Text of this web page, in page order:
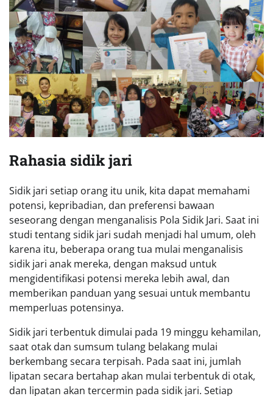
Rahasia sidik jari
Sidik jari setiap orang itu unik, kita dapat memahami
potensi, kepribadian, dan preferensi bawaan
seseorang dengan menganalisis Pola Sidik Jari. Saat ini
studi tentang sidik jari sudah menjadi hal umum, oleh
karena itu, beberapa orang tua mulai menganalisis
sidik jari anak mereka, dengan maksud untuk
mengidentifikasi potensi mereka lebih awal, dan
memberikan panduan yang sesuai untuk membantu
memperluas potensinya.
Sidik jari terbentuk dimulai pada 19 minggu kehamilan,
saat otak dan sumsum tulang belakang mulai
berkembang secara terpisah. Pada saat ini, jumlah
lipatan secara bertahap akan mulai terbentuk di otak,
dan lipatan akan tercermin pada sidik jari. Setiap